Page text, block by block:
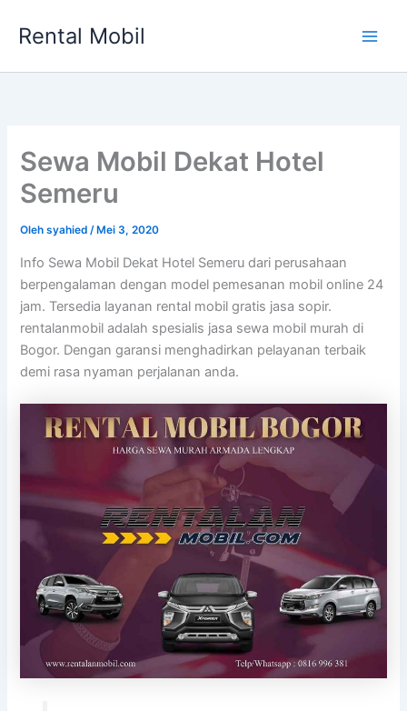
Rental Mobil
Sewa Mobil Dekat Hotel
Semeru
Olehsyahied/ Mei 3, 2020
Info Sewa Mobil Dekat Hotel Semeru dari perusahaan
berpengalaman dengan model pemesanan mobil online 24
jam. Tersedia layanan rental mobil gratis jasa sopir.
rentalanmobil adalah spesialis jasa sewa mobil murah di
Bogor. Dengan garansi menghadirkan pelayanan terbaik
demi rasa nyaman perjalanan anda.